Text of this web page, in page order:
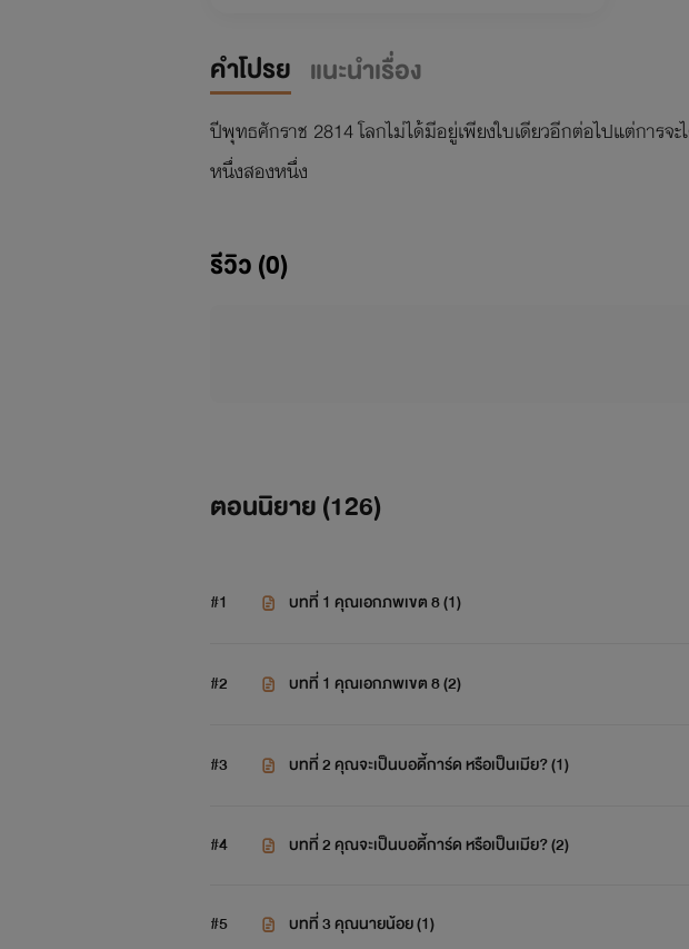
คำโปรย แนะนำเรื่อง
ปีพุทธศักราช 2814 โลกไม่ได้มีอยู่เพียงใบเดียวอีกต่อไปแต่การ
หนึ่งสองหนึ่ง
รีวิว (0)
ตอนนิยาย (126)
#1 บทที่ 1 คุณเอกภพเขต 8 (1)
#2 บทที่ 1 คุณเอกภพเขต 8 (2)
#3 บทที่ 2 คุณจะเป็นบอดี้การ์ด หรือเป็นเมีย? (1)
#4 บทที่ 2 คุณจะเป็นบอดี้การ์ด หรือเป็นเมีย? (2)
#5 บทที่ 3 คุณนายน้อย (1)